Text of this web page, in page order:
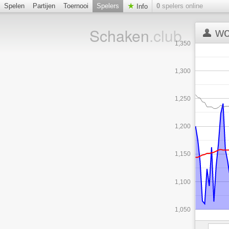
Spelen Partijen Toernooi Spelers Info 0 spelers online
Schaken.club
1,050
1,100
1,150
1,200
1,250
1,300
1,350